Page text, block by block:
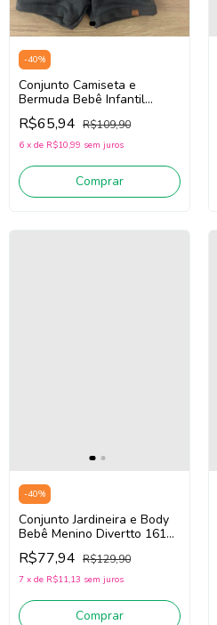
-40%
Conjunto Camiseta e
Bermuda Bebê Infantil
Menino Divertto 16163
(Bege/Preto)
R$65,94 R$109,90
6 x de R$10,99 sem juros
Comprar
-40%
Conjunto Jardineira e Body
Bebê Menino Divertto 16152
(Cinza/Bege/Azul)
R$77,94 R$129,90
7 x de R$11,13 sem juros
Comprar